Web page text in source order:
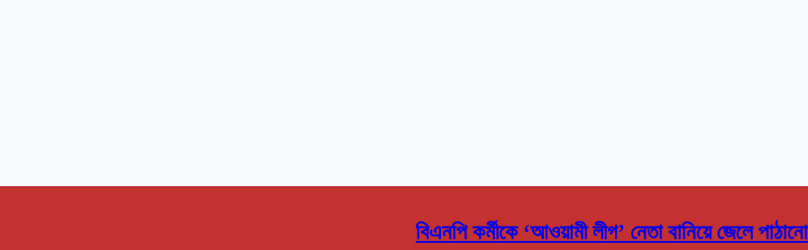
বিএনপি কর্মীকে ‘আওয়ামী লীগ’ নেতা বানিয়ে জেলে